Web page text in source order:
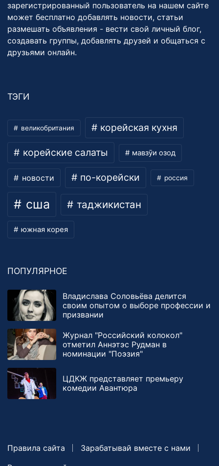
зарегистрированный пользователь на нашем сайте
может бесплатно добавлять новости, статьи
размешать объявления - вести свой личный блог,
создавать группы, добавлять друзей и общаться с
друзьями онлайн.
ТЭГИ
великобритания корейская кухня
корейские салаты мавзӯи озод
новости по-корейски россия
сша таджикистан
южная корея
ПОПУЛЯРНОЕ
Владислава Соловьёва делится
своим опытом о выборе профессии и
призвании
Журнал "Российский колокол"
отметил Аннэтэс Рудман в
номинации "Поэзия"
ЦДКЖ представляет премьеру
комедии Авантюра
Правила сайта
Зарабатывай вместе с нами